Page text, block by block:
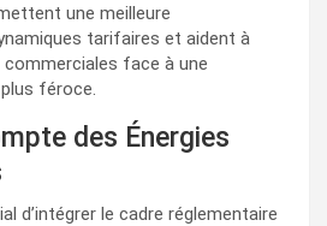
une meilleure
tarifaires et aident à
face à une
féroce.
des Énergies
d’intégrer le cadre réglementaire